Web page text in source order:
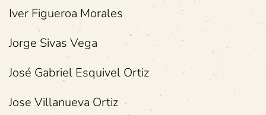
Iver Figueroa Morales
Jorge Sivas Vega
José Gabriel Esquivel Ortiz
Jose Villanueva Ortiz